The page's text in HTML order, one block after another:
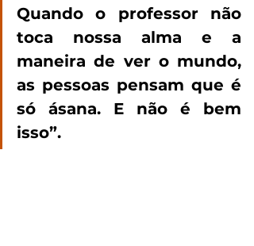
Quando o professor não
toca nossa alma e a
maneira de ver o mundo,
as pessoas pensam que é
só ásana. E não é bem
isso”.